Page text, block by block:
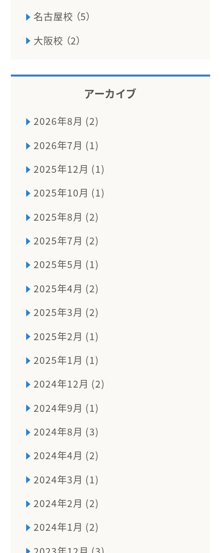
名古屋校 （5）
大阪校 （2）
アーカイブ
2026年8月 (2)
2026年7月 (1)
2025年12月 (1)
2025年10月 (1)
2025年8月 (2)
2025年7月 (2)
2025年5月 (1)
2025年4月 (2)
2025年3月 (2)
2025年2月 (1)
2025年1月 (1)
2024年12月 (2)
2024年9月 (1)
2024年8月 (3)
2024年4月 (2)
2024年3月 (1)
2024年2月 (2)
2024年1月 (2)